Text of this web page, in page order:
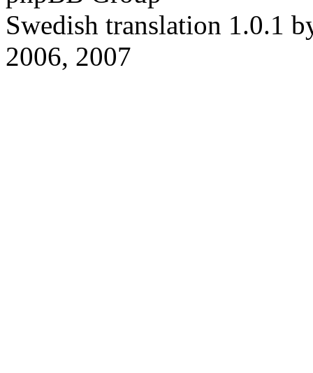
Swedish translation 1.0.1
2006, 2007